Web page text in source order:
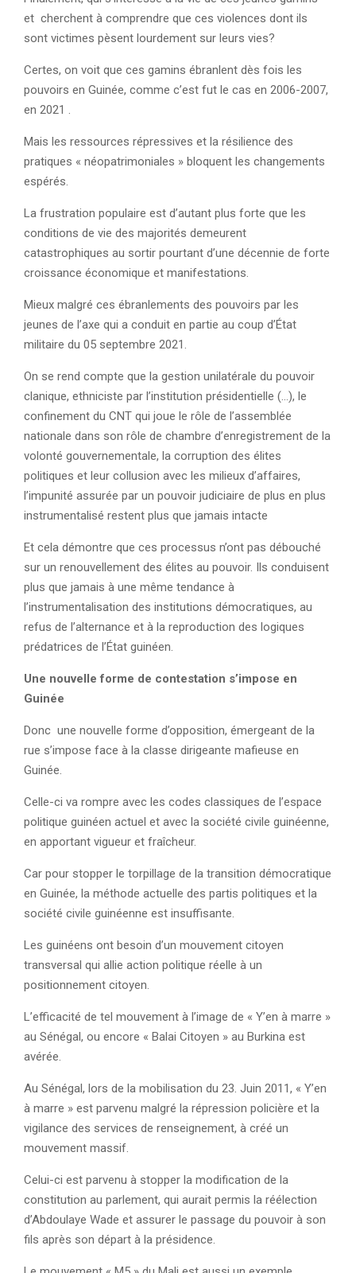
et cherchent à comprendre que ces violences dont ils
sont victimes pèsent lourdement sur leurs vies?
Certes, on voit que ces gamins ébranlent dès fois les
pouvoirs en Guinée, comme c’est fut le cas en 2006-2007,
en 2021 .
Mais les ressources répressives et la résilience des
pratiques « néopatrimoniales » bloquent les changements
espérés.
La frustration populaire est d’autant plus forte que les
conditions de vie des majorités demeurent
catastrophiques au sortir pourtant d’une décennie de forte
croissance économique et manifestations.
Mieux malgré ces ébranlements des pouvoirs par les
jeunes de l’axe qui a conduit en partie au coup d’État
militaire du 05 septembre 2021.
On se rend compte que la gestion unilatérale du pouvoir
clanique, ethniciste par l’institution présidentielle (…), le
confinement du CNT qui joue le rôle de l’assemblée
nationale dans son rôle de chambre d’enregistrement de la
volonté gouvernementale, la corruption des élites
politiques et leur collusion avec les milieux d’affaires,
l’impunité assurée par un pouvoir judiciaire de plus en plus
instrumentalisé restent plus que jamais intacte
Et cela démontre que ces processus n’ont pas débouché
sur un renouvellement des élites au pouvoir. Ils conduisent
plus que jamais à une même tendance à
l’instrumentalisation des institutions démocratiques, au
refus de l’alternance et à la reproduction des logiques
prédatrices de l’État guinéen.
Une nouvelle forme de contestation s’impose en
Guinée
Donc une nouvelle forme d’opposition, émergeant de la
rue s’impose face à la classe dirigeante mafieuse en
Guinée.
Celle-ci va rompre avec les codes classiques de l’espace
politique guinéen actuel et avec la société civile guinéenne,
en apportant vigueur et fraîcheur.
Car pour stopper le torpillage de la transition démocratique
en Guinée, la méthode actuelle des partis politiques et la
société civile guinéenne est insuffisante.
Les guinéens ont besoin d’un mouvement citoyen
transversal qui allie action politique réelle à un
positionnement citoyen.
L’efficacité de tel mouvement à l’image de « Y’en à marre »
au Sénégal, ou encore « Balai Citoyen » au Burkina est
avérée.
Au Sénégal, lors de la mobilisation du 23. Juin 2011, « Y’en
à marre » est parvenu malgré la répression policière et la
vigilance des services de renseignement, à créé un
mouvement massif.
Celui-ci est parvenu à stopper la modification de la
constitution au parlement, qui aurait permis la réélection
d’Abdoulaye Wade et assurer le passage du pouvoir à son
fils après son départ à la présidence.